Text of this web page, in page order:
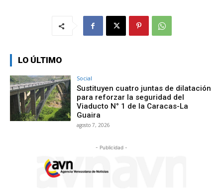
LO ÚLTIMO
Social
Sustituyen cuatro juntas de dilatación
para reforzar la seguridad del
Viaducto N° 1 de la Caracas-La
Guaira
agosto 7, 2026
- Publicidad -